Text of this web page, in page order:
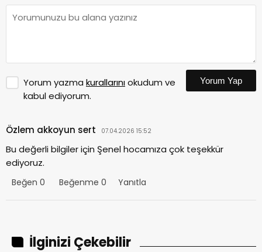
Yorum yazma kurallarınıokudum ve
kabul ediyorum.
Yorum Yap
Özlem akkoyun sert 07.04.2026 15:52
Bu değerli bilgiler için Şenel hocamıza çok teşekkür
ediyoruz.
Beğen 0 Beğenme 0 Yanıtla
İlginizi Çekebilir